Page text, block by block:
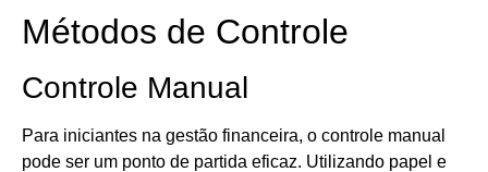
Métodos de Controle
Controle Manual
Para iniciantes na gestão financeira, o controle manual
pode ser um ponto de partida eficaz. Utilizando papel e